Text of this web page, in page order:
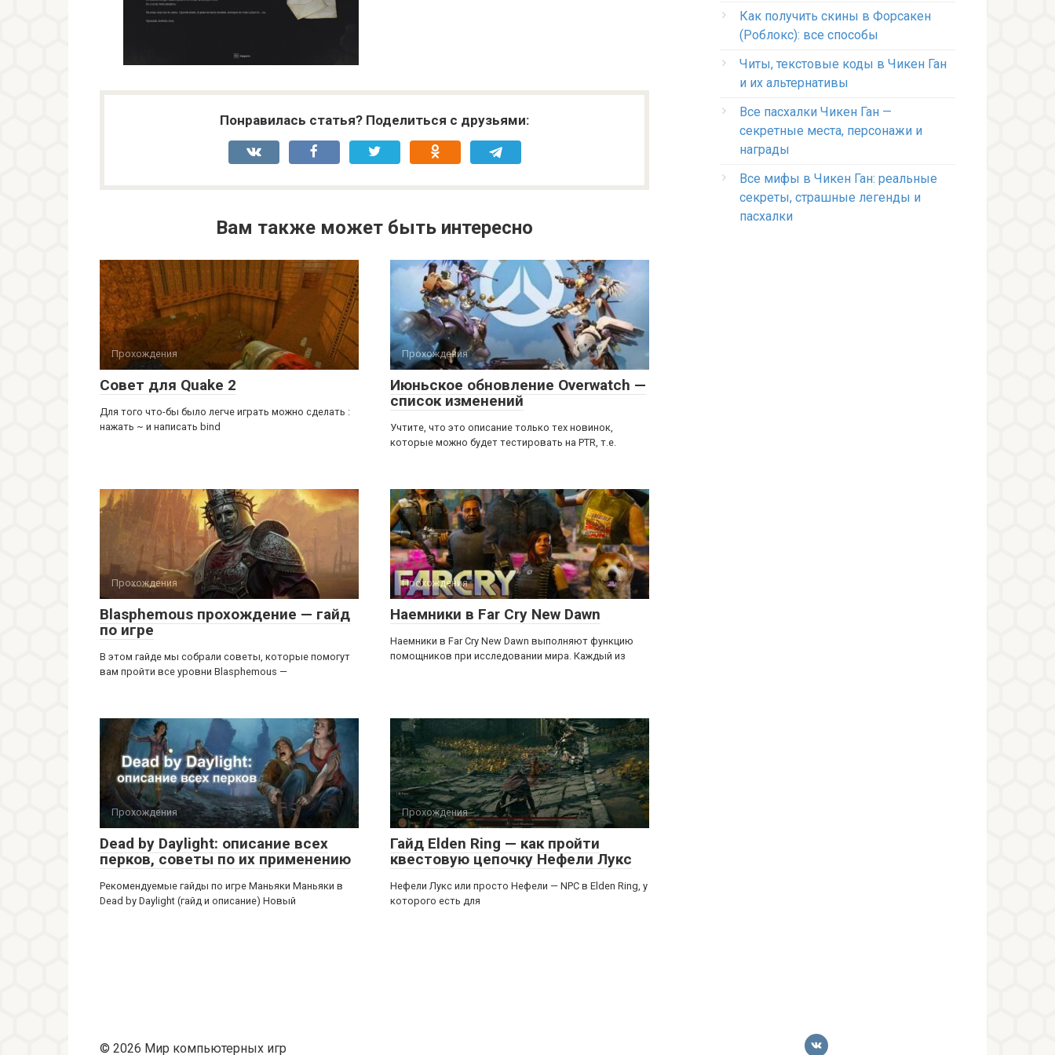
Понравилась статья? Поделиться с друзьями:
Вам также может быть интересно
Прохождения
Совет для Quake 2
Для того что-бы было легче играть можно сделать :
нажать ~ и написать bind
Прохождения
Июньское обновление Overwatch —
список изменений
Учтите, что это описание только тех новинок,
которые можно будет тестировать на PTR, т.е.
Прохождения
Blasphemous прохождение — гайд
по игре
В этом гайде мы собрали советы, которые помогут
вам пройти все уровни Blasphemous —
Прохождения
Наемники в Far Cry New Dawn
Наемники в Far Cry New Dawn выполняют функцию
помощников при исследовании мира. Каждый из
Прохождения
Dead by Daylight: описание всех
перков, советы по их применению
Рекомендуемые гайды по игре Маньяки Маньяки в
Dead by Daylight (гайд и описание) Новый
Прохождения
Гайд Elden Ring — как пройти
квестовую цепочку Нефели Лукс
Нефели Лукс или просто Нефели — NPC в Elden Ring, у
которого есть для
Как получить скины в Форсакен
(Роблокс): все способы
Читы, текстовые коды в Чикен Ган
и их альтернативы
Все пасхалки Чикен Ган —
секретные места, персонажи и
награды
Все мифы в Чикен Ган: реальные
секреты, страшные легенды и
пасхалки
© 2026 Мир компьютерных игр